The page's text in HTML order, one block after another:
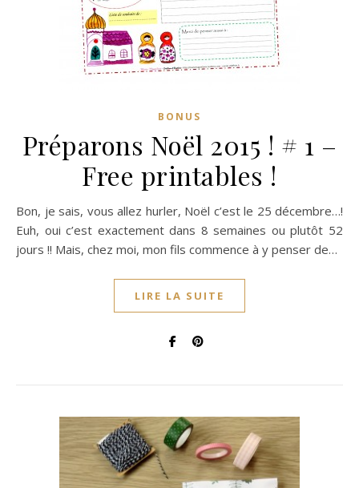
BONUS
Préparons Noël 2015 ! # 1 –
Free printables !
Bon, je sais, vous allez hurler, Noël c’est le 25 décembre…!
Euh, oui c’est exactement dans 8 semaines ou plutôt 52
jours !! Mais, chez moi, mon fils commence à y penser de…
LIRE LA SUITE